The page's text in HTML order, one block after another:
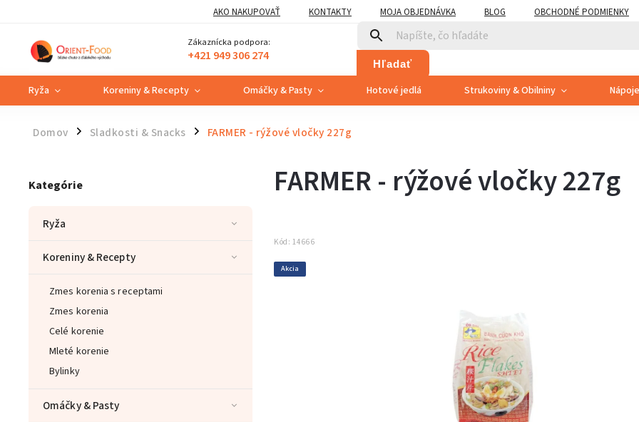
AKO NAKUPOVAŤ KONTAKTY MOJA OBJEDNÁVKA BLOG OBCHODNÉ PODMIENKY
Zákaznícka podpora:
+421 949 306 274 Hľadať
Ryža Koreniny & Recepty Omáčky & Pasty Hotové jedlá Strukoviny & Obilniny Nápoje
Domov / Sladkosti & Snacks / FARMER - rýžové vločky 227g
Kategórie
Ryža
Koreniny & Recepty
Zmes korenia s receptami
Zmes korenia
Celé korenie
Mleté korenie
Bylinky
Omáčky & Pasty
FARMER - rýžové vločky 227g
Kód: 14666
Akcia